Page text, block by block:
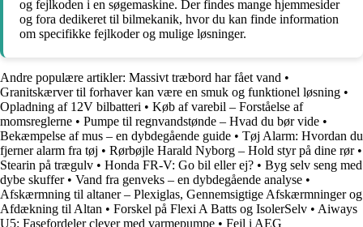
og fejlkoden i en søgemaskine. Der findes mange hjemmesider
og fora dedikeret til bilmekanik, hvor du kan finde information
om specifikke fejlkoder og mulige løsninger.
Andre populære artikler: Massivt træbord har fået vand •
Granitskærver til forhaver kan være en smuk og funktionel løsning •
Opladning af 12V bilbatteri • Køb af varebil – Forståelse af
momsreglerne • Pumpe til regnvandstønde – Hvad du bør vide •
Bekæmpelse af mus – en dybdegående guide • Tøj Alarm: Hvordan du
fjerner alarm fra tøj • Rørbøjle Harald Nyborg – Hold styr på dine rør•
Stearin på trægulv • Honda FR-V: Go bil eller ej? • Byg selv seng med
dybe skuffer• Vand fra genveks – en dybdegående analyse •
Afskærmning til altaner – Plexiglas, Gennemsigtige Afskærmninger og
Afdækning til Altan • Forskel på Flexi A Batts og IsolerSelv • Aiways
U5: Fasefordeler clever med varmepumpe • Fejl i AEG